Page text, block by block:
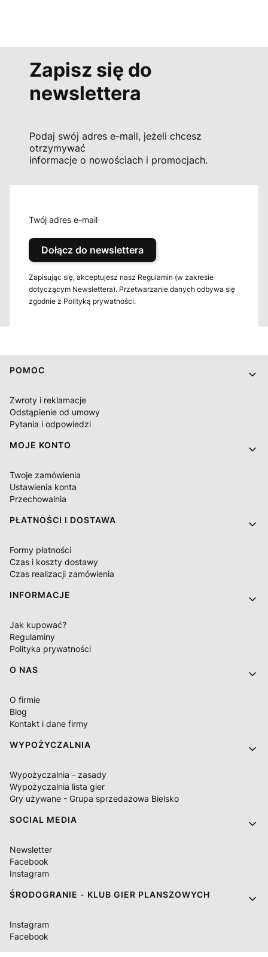
Zapisz się do
newslettera
Podaj swój adres e-mail, jeżeli chcesz
otrzymywać
informacje o nowościach i promocjach.
Twój adres e-mail
Dołącz do newslettera
Zapisując się, akceptujesz nasz Regulamin (w zakresie
dotyczącym Newslettera). Przetwarzanie danych odbywa się
zgodnie z Polityką prywatności.
Linki w stopce
POMOC
Zwroty i reklamacje
Odstąpienie od umowy
Pytania i odpowiedzi
MOJE KONTO
Twoje zamówienia
Ustawienia konta
Przechowalnia
PŁATNOŚCI I DOSTAWA
Formy płatności
Czas i koszty dostawy
Czas realizacji zamówienia
INFORMACJE
Jak kupować?
Regulaminy
Polityka prywatności
O NAS
O firmie
Blog
Kontakt i dane firmy
WYPOŻYCZALNIA
Wypożyczalnia - zasady
Wypożyczalnia lista gier
Gry używane - Grupa sprzedażowa Bielsko
SOCIAL MEDIA
Newsletter
Facebook
Instagram
ŚRODOGRANIE - KLUB GIER PLANSZOWYCH
Instagram
Facebook